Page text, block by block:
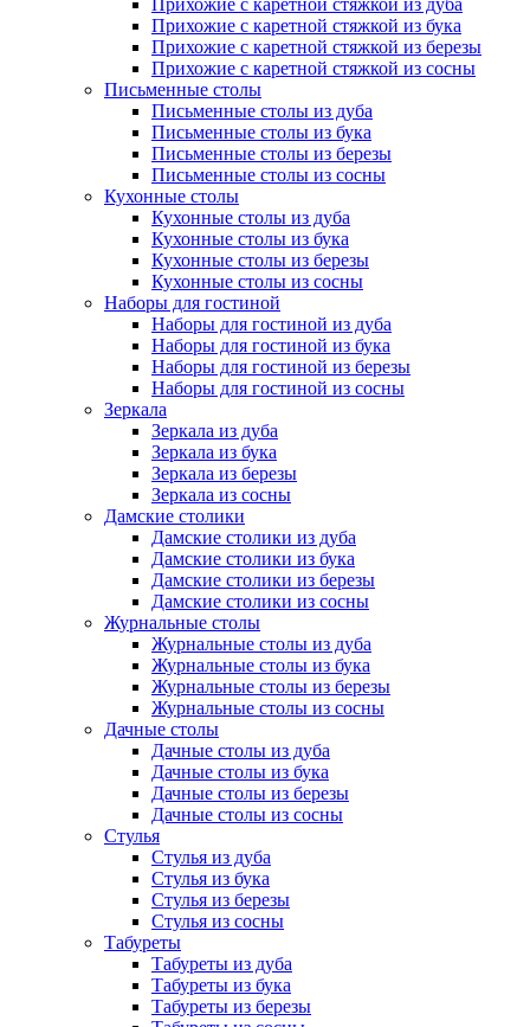
Прихожие с каретной стяжкой из дуба
Прихожие с каретной стяжкой из бука
Прихожие с каретной стяжкой из березы
Прихожие с каретной стяжкой из сосны
Письменные столы
Письменные столы из дуба
Письменные столы из бука
Письменные столы из березы
Письменные столы из сосны
Кухонные столы
Кухонные столы из дуба
Кухонные столы из бука
Кухонные столы из березы
Кухонные столы из сосны
Наборы для гостиной
Наборы для гостиной из дуба
Наборы для гостиной из бука
Наборы для гостиной из березы
Наборы для гостиной из сосны
Зеркала
Зеркала из дуба
Зеркала из бука
Зеркала из березы
Зеркала из сосны
Дамские столики
Дамские столики из дуба
Дамские столики из бука
Дамские столики из березы
Дамские столики из сосны
Журнальные столы
Журнальные столы из дуба
Журнальные столы из бука
Журнальные столы из березы
Журнальные столы из сосны
Дачные столы
Дачные столы из дуба
Дачные столы из бука
Дачные столы из березы
Дачные столы из сосны
Стулья
Стулья из дуба
Стулья из бука
Стулья из березы
Стулья из сосны
Табуреты
Табуреты из дуба
Табуреты из бука
Табуреты из березы